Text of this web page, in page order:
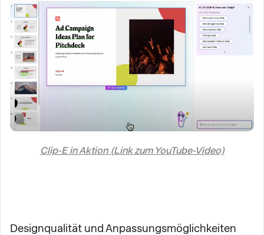
Clip-E in Aktion (Link zum YouTube-Video)
Designqualität und Anpassungsmöglichkeiten